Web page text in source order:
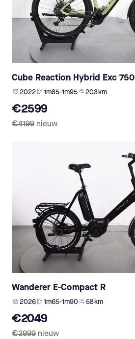
Cube Reaction Hybrid Exc 750
2022 1m85-1m95 203 km
€2599
€4199 nieuw
Wanderer E-Compact R
2026 1m65-1m90 58 km
€2049
€3999 nieuw